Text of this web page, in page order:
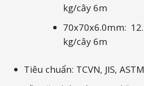
kg/cây 6m
70x70x6.0mm:
kg/cây 6m
Tiêu chuẩn: TCVN, JIS,